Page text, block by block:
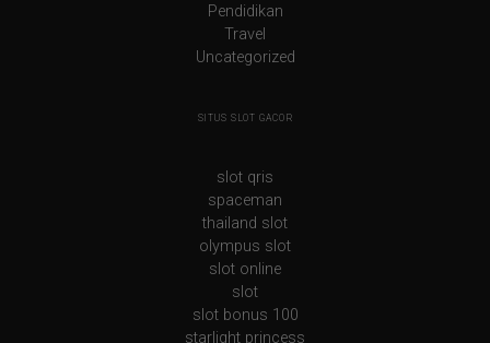
Pendidikan
Travel
Uncategorized
SITUS SLOT GACOR
slot qris
spaceman
thailand slot
olympus slot
slot online
slot
slot bonus 100
starlight princess